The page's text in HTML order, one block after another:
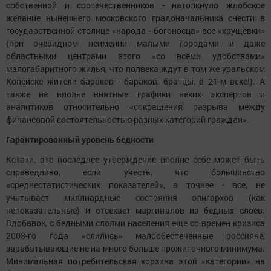
собственной и соотечественников - натолкнуло жлобское
желание нынешнего московского градоначальника снести в
государственной столице «народа - богоносца» все «хрущёвки»
(при очевидном неимении малыми городами и даже
областными центрами этого «со всеми удобствами»
малогабаритного жилья, что полвека ждут в том же уральском
Копейске жители бараков - бараков, братцы, в 21-м веке!). А
также не вполне внятные графики неких экспертов и
аналитиков относительно «сокращения разрыва между
финансовой состоятельностью разных категорий граждан».
Гарантированный уровень бедности
Кстати, это последнее утверждение вполне себе может быть
справедливо, если учесть, что большинство
«среднестатистических показателей», а точнее - все, не
учитывает миллиардные состояния олигархов (как
непоказательные) и отсекает маргиналов из бедных слоев.
Вдобавок, с бедными слоями населения еще со времен кризиса
2008-го года «слились» малообеспеченные россияне,
зарабатывающие не на много больше прожиточного минимума.
Минимальная потребительская корзина этой «категории» на